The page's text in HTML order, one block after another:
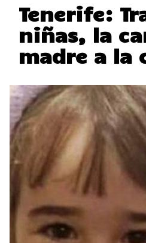
Tenerife:
niñas, la
madre a la